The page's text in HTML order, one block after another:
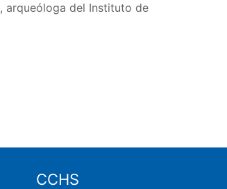
, arqueóloga del Instituto de
CCHS